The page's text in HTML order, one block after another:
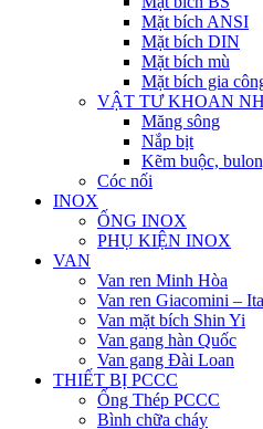
Mặt bích ANSI
Mặt bích DIN
Mặt bích mù
Mặt bích gia
VẬT TƯ KHOAN
Măng sông
Nắp bịt
Kẽm buộc,
Cóc nối
INOX
ỐNG INOX
PHỤ KIỆN INOX
VAN
Van ren Minh Hòa
Van ren Giacomini –
Van mặt bích Shin Yi
Van gang hàn Quốc
Van gang Đài Loan
THIẾT BỊ PCCC
Ống Thép PCCC
Bình chữa cháy